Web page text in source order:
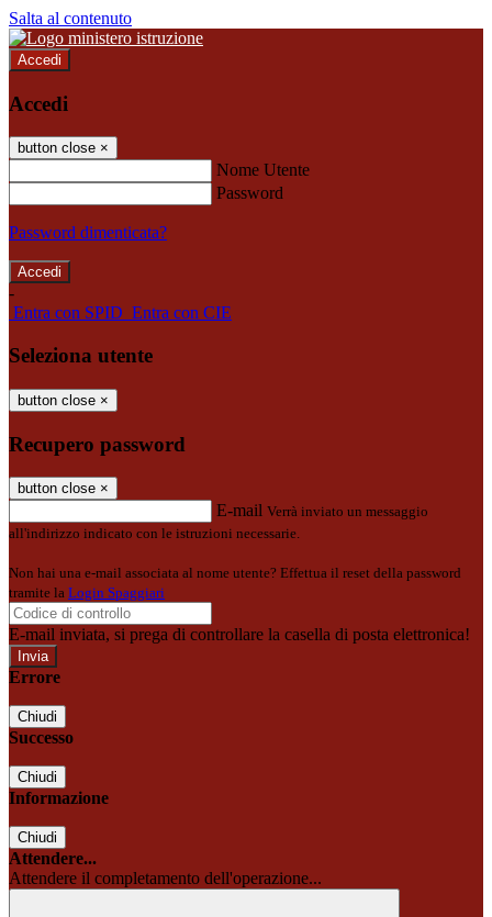
Salta al contenuto
Accedi
Accedi
button close ×
Nome Utente
Password
Password dimenticata?
-
Entra con SPID Entra con CIE
Seleziona utente
button close ×
Recupero password
button close ×
E-mail Verrà inviato un messaggio
all'indirizzo indicato con le istruzioni necessarie.
Non hai una e-mail associata al nome utente? Effettua il reset della password
tramite la Login Spaggiari
E-mail inviata, si prega di controllare la casella di posta elettronica!
Errore
Chiudi
Successo
Chiudi
Informazione
Chiudi
Attendere...
Attendere il completamento dell'operazione...